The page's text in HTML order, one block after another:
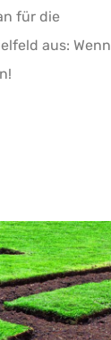
für die
aus: Wenn